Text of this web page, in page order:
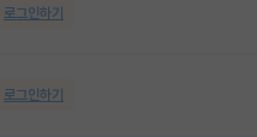
로그인하기
로그인하기